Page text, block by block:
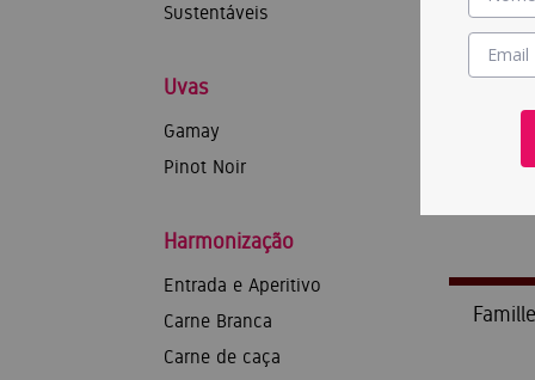
Sustentáveis
Uvas
Gamay
Pinot Noir
Harmonização
Entrada e Aperitivo
Carne Branca
Carne de caça